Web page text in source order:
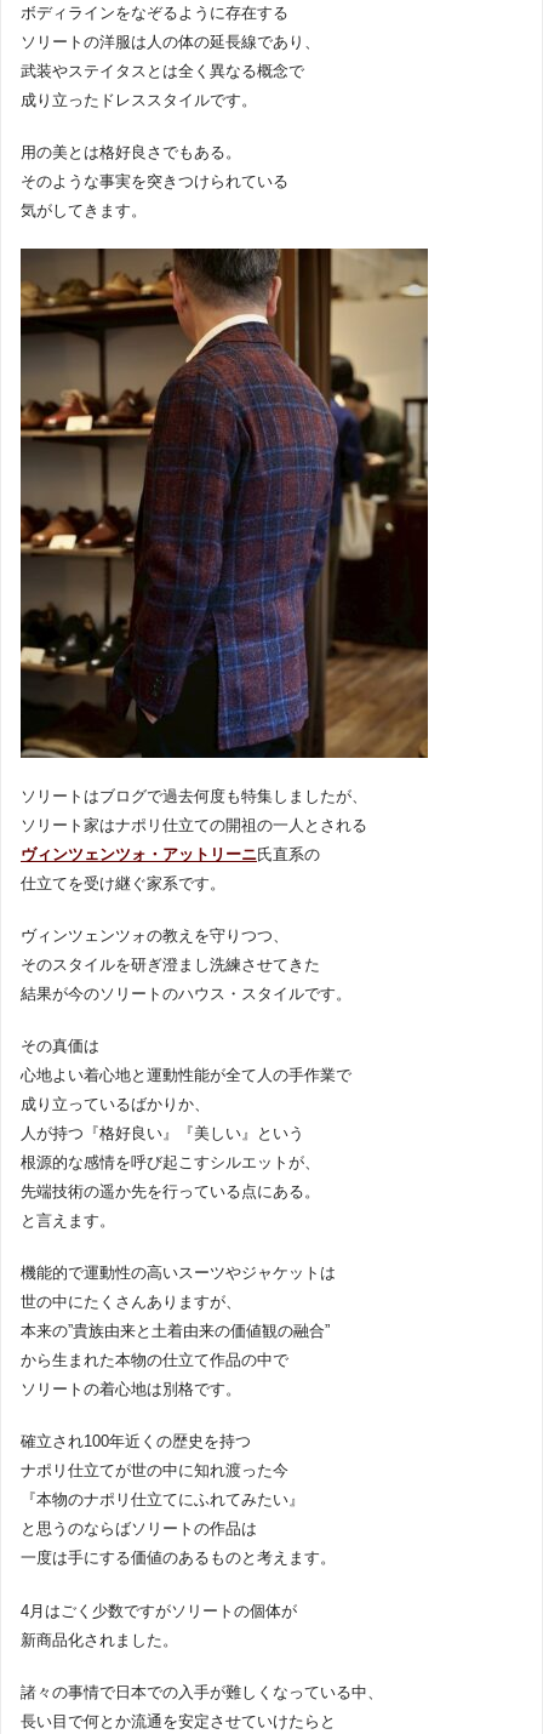
ボディラインをなぞるように存在する
ソリートの洋服は人の体の延長線であり、
武装やステイタスとは全く異なる概念で
成り立ったドレススタイルです。
用の美とは格好良さでもある。
そのような事実を突きつけられている
気がしてきます。
ソリートはブログで過去何度も特集しましたが、
ソリート家はナポリ仕立ての開祖の一人とされる
ヴィンツェンツォ・アットリーニ氏直系の
仕立てを受け継ぐ家系です。
ヴィンツェンツォの教えを守りつつ、
そのスタイルを研ぎ澄まし洗練させてきた
結果が今のソリートのハウス・スタイルです。
その真価は
心地よい着心地と運動性能が全て人の手作業で
成り立っているばかりか、
人が持つ『格好良い』『美しい』という
根源的な感情を呼び起こすシルエットが、
先端技術の遥か先を行っている点にある。
と言えます。
機能的で運動性の高いスーツやジャケットは
世の中にたくさんありますが、
本来の”貴族由来と土着由来の価値観の融合”
から生まれた本物の仕立て作品の中で
ソリートの着心地は別格です。
確立され100年近くの歴史を持つ
ナポリ仕立てが世の中に知れ渡った今
『本物のナポリ仕立てにふれてみたい』
と思うのならばソリートの作品は
一度は手にする価値のあるものと考えます。
4月はごく少数ですがソリートの個体が
新商品化されました。
諸々の事情で日本での入手が難しくなっている中、
長い目で何とか流通を安定させていけたらと